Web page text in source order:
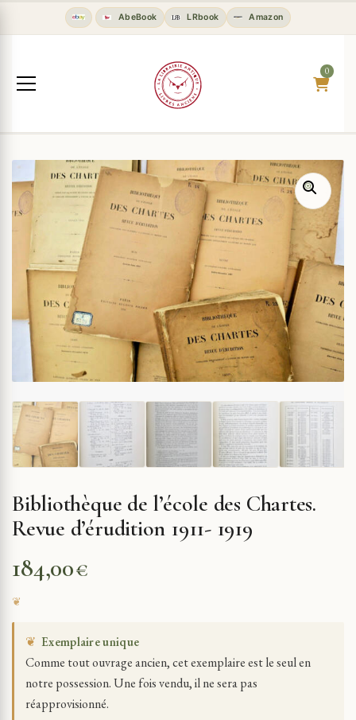
AbeBook LRbook Amazon
0
Bibliothèque de l’école des Chartes.
Revue d’érudition 1911- 1919
184,00€
❦ Exemplaire unique
Comme tout ouvrage ancien, cet exemplaire est le seul en
notre possession. Une fois vendu, il ne sera pas
réapprovisionné.